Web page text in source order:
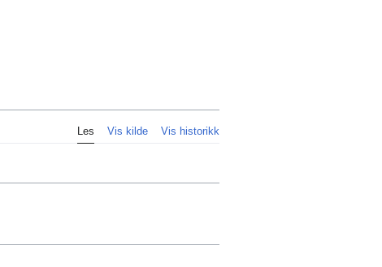
Les Vis kilde Vis historikk